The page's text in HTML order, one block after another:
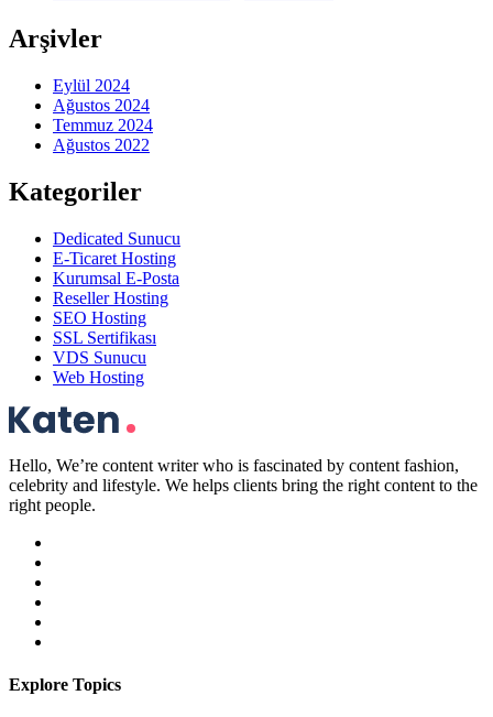
Arşivler
Eylül 2024
Ağustos 2024
Temmuz 2024
Ağustos 2022
Kategoriler
Dedicated Sunucu
E-Ticaret Hosting
Kurumsal E-Posta
Reseller Hosting
SEO Hosting
SSL Sertifikası
VDS Sunucu
Web Hosting
Hello, We’re content writer who is fascinated by content fashion,
celebrity and lifestyle. We helps clients bring the right content to the
right people.
Explore Topics